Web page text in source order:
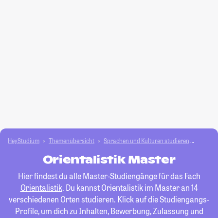
HeyStudium Themenübersicht Sprachen und Kulturen studieren
Orientalistik Master
Hier findest du alle Master-Studiengänge für das Fach
Orientalistik. Du kannst Orientalistik im Master an 14
verschiedenen Orten studieren. Klick auf die Studiengangs-
Profile, um dich zu Inhalten, Bewerbung, Zulassung und